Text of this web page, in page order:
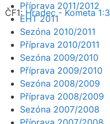
ČF1: Hradec - Kometa 1:3
Příprava 2011/2012
EHT 2011
Sezóna 2010/2011
Příprava 2010/2011
Sezóna 2009/2010
Příprava 2009/2010
Sezóna 2008/2009
Příprava 2008/2009
Sezóna 2007/2008